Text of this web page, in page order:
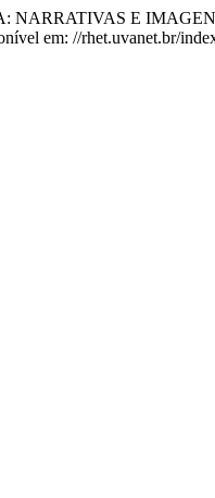
NARRATIVAS E
em: //rhet.uvanet.br/